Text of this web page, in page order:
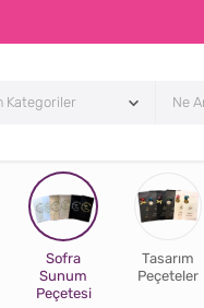
Sofra
Sunum
Peçetesi
Tasarım
Peçeteler